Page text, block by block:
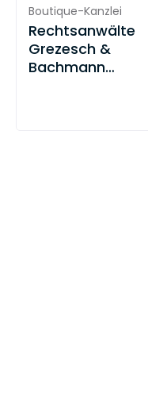
Boutique-Kanzlei
Rechtsanwälte
Grezesch &
Bachmann